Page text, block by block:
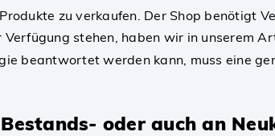
zu verkaufen. Der Shop benötigt
stehen, haben wir in unserem
beantwortet werden kann, muss eine
oder auch an